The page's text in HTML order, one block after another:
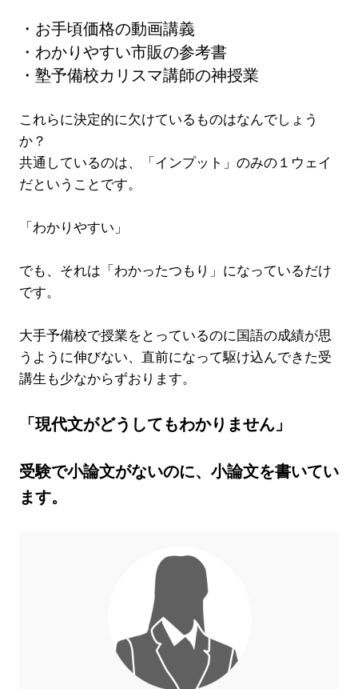
・お手頃価格の動画講義
・わかりやすい市販の参考書
・塾予備校カリスマ講師の神授業
これらに決定的に欠けているものはなんでしょう
か？
共通しているのは、「インプット」のみの１ウェイ
だということです。
「わかりやすい」
でも、それは「わかったつもり」になっているだけ
です。
大手予備校で授業をとっているのに国語の成績が思
うように伸びない、直前になって駆け込んできた受
講生も少なからずおります。
「現代文がどうしてもわかりません」
受験で小論文がないのに、小論文を書いてい
ます。